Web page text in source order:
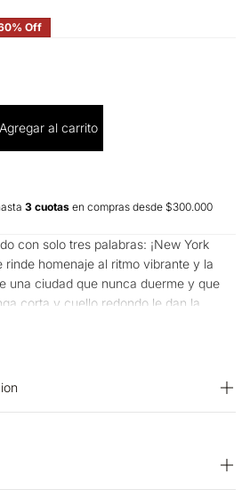
Off
cantidad
Agregar al carrito
3 cuotas en compras desde $300.000
con solo tres palabras: ¡New York
rinde homenaje al ritmo vibrante y la
una ciudad que nunca duerme y que
corta y cuello redondo le dan la
que necesitas para moverte con
llevas una historia que empieza